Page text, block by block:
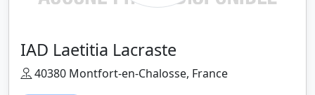
IAD Laetitia Lacraste
40380 Montfort-en-Chalosse, France